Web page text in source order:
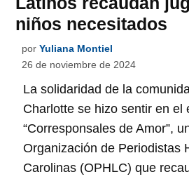
niños necesitados
por Yuliana Montiel
26 de noviembre de 2024
La solidaridad de la
Charlotte se hizo sentir en el
“Corresponsales de Amor”,
Organización de Periodistas
Carolinas (OPHLC) que